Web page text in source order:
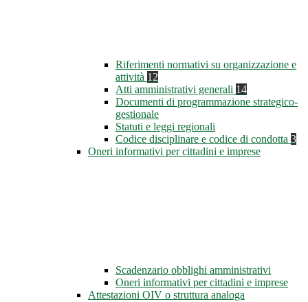
Riferimenti normativi su organizzazione e
attività 12
Atti amministrativi generali 14
Documenti di programmazione strategico-
gestionale
Statuti e leggi regionali
Codice disciplinare e codice di condotta 3
Oneri informativi per cittadini e imprese
Scadenzario obblighi amministrativi
Oneri informativi per cittadini e imprese
Attestazioni OIV o struttura analoga